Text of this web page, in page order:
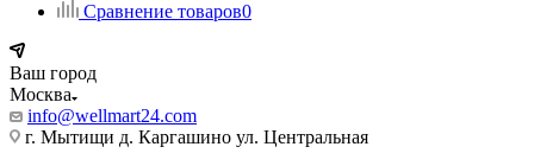
Сравнение товаров0
Ваш город
Москва
info@wellmart24.com
г. Мытищи д. Каргашино ул. Центральная